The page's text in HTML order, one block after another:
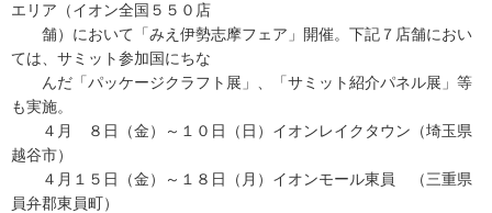
エリア（イオン全国５５０店
舗）において「みえ伊勢志摩フェア」開催。下記７店舗におい
ては、サミット参加国にちな
んだ「パッケージクラフト展」、「サミット紹介パネル展」等
も実施。
４月 ８日（金）～１０日（日）イオンレイクタウン（埼玉県
越谷市）
４月１５日（金）～１８日（月）イオンモール東員 （三重県
員弁郡東員町）